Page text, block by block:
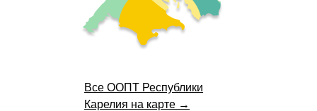
Все ООПТ Республики
Карелия на карте →